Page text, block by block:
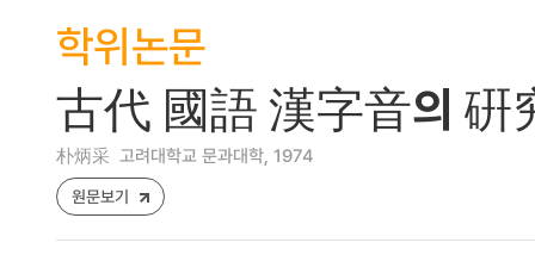
학위논문
古代 國語 漢字音의 硏
朴炳采 고려대학교 문과대학, 1974
원문보기